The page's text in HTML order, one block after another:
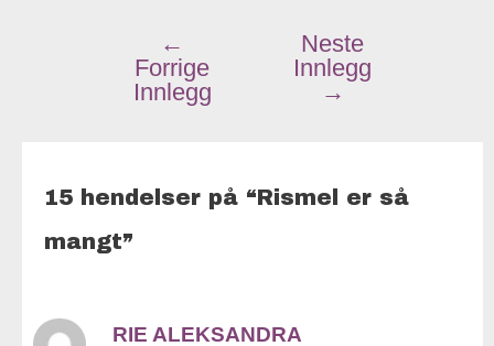
←
Forrige
Innlegg
Neste
Innlegg
→
15 hendelser på “Rismel er så
mangt”
RIE ALEKSANDRA